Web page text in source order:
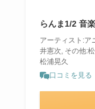
らんま1/2 音
アーティスト:ア
井憲次, その他:
松浦晃久
口コミを見る